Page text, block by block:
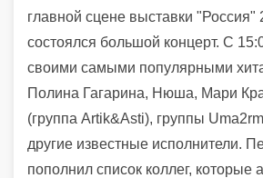
главной сцене выставки
состоялся большой концерт. С
своими самыми популярными
Полина Гагарина, Нюша, Мари
(группа Artik&Asti), группы
другие известные исполнители.
пополнил список коллег, которые